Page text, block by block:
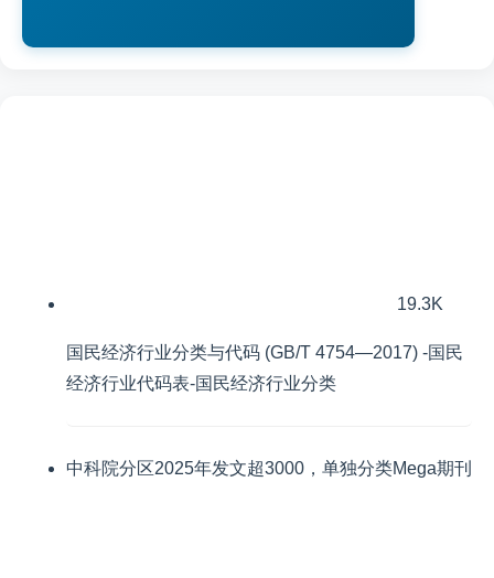
19.3K
国民经济行业分类与代码 (GB/T 4754—2017) -国民
经济行业代码表-国民经济行业分类
中科院分区2025年发文超3000，单独分类Mega期刊